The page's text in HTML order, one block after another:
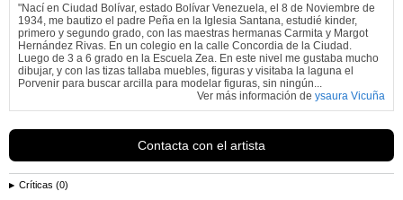
"Nací en Ciudad Bolívar, estado Bolívar Venezuela, el 8 de Noviembre de
1934, me bautizo el padre Peña en la Iglesia Santana, estudié kinder,
primero y segundo grado, con las maestras hermanas Carmita y Margot
Hernández Rivas. En un colegio en la calle Concordia de la Ciudad.
Luego de 3 a 6 grado en la Escuela Zea. En este nivel me gustaba mucho
dibujar, y con las tizas tallaba muebles, figuras y visitaba la laguna el
Porvenir para buscar arcilla para modelar figuras, sin ningún...
Ver más información de ysaura Vicuña
Contacta con el artista
Críticas (0)